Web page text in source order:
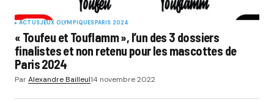
ACTUSJEUX OLYMPIQUESPARIS 2024
« Toufeu et Touflamm », l’un des 3 dossiers
finalistes et non retenu pour les mascottes de
Paris 2024
ParAlexandre Bailleul14 novembre 2022